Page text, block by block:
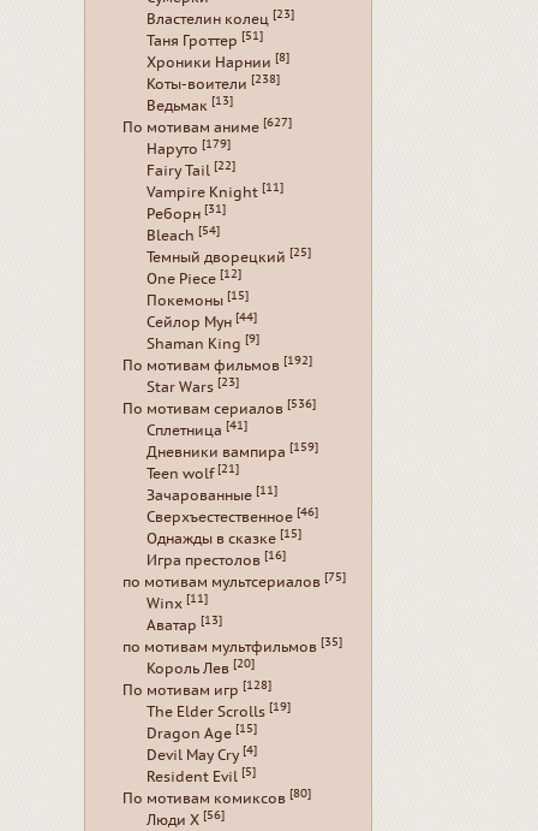
Властелин колец [23]
Таня Гроттер [51]
Хроники Нарнии [8]
Коты-воители [238]
Ведьмак [13]
По мотивам аниме [627]
Наруто [179]
Fairy Tail [22]
Vampire Knight [11]
Реборн [31]
Bleach [54]
Темный дворецкий [25]
One Piece [12]
Покемоны [15]
Сейлор Мун [44]
Shaman King [9]
По мотивам фильмов [192]
Star Wars [23]
По мотивам сериалов [536]
Сплетница [41]
Дневники вампира [159]
Teen wolf [21]
Зачарованные [11]
Сверхъестественное [46]
Однажды в сказке [15]
Игра престолов [16]
по мотивам мультсериалов [75]
Winx [11]
Аватар [13]
по мотивам мультфильмов [35]
Король Лев [20]
По мотивам игр [128]
The Elder Scrolls [19]
Dragon Age [15]
Devil May Cry [4]
Resident Evil [5]
По мотивам комиксов [80]
Люди Х [56]